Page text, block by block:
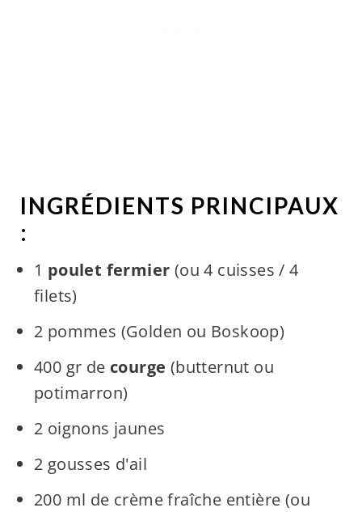
INGRÉDIENTS PRINCIPAUX
:
1 poulet fermier (ou 4 cuisses / 4
filets)
2 pommes (Golden ou Boskoop)
400 gr de courge (butternut ou
potimarron)
2 oignons jaunes
2 gousses d'ail
200 ml de crème fraîche entière (ou